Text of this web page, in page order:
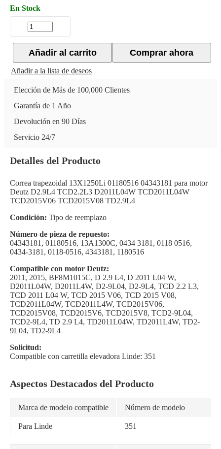
En Stock
Comprar ahora
Añadir al carrito
Añadir a la lista de deseos
Elección de Más de 100,000 Clientes
Garantía de 1 Año
Devolución en 90 Días
Servicio 24/7
Detalles del Producto
Correa trapezoidal 13X1250Li 01180516 04343181 para motor
Deutz D2.9L4 TCD2.2L3 D2011L04W TCD2011L04W
TCD2015V06 TCD2015V08 TD2.9L4
Condición: Tipo de reemplazo
Número de pieza de repuesto:
04343181, 01180516, 13A1300C, 0434 3181, 0118 0516,
0434-3181, 0118-0516, 4343181, 1180516
Compatible con motor Deutz:
2011, 2015, BF8M1015C, D 2.9 L4, D 2011 L04 W,
D2011L04W, D2011L4W, D2-9L04, D2-9L4, TCD 2.2 L3,
TCD 2011 L04 W, TCD 2015 V06, TCD 2015 V08,
TCD2011L04W, TCD2011L4W, TCD2015V06,
TCD2015V08, TCD2015V6, TCD2015V8, TCD2-9L04,
TCD2-9L4, TD 2.9 L4, TD2011L04W, TD2011L4W, TD2-
9L04, TD2-9L4
Solicitud:
Compatible con carretilla elevadora Linde: 351
Aspectos Destacados del Producto
Marca de modelo compatible Número de modelo
Para Linde 351